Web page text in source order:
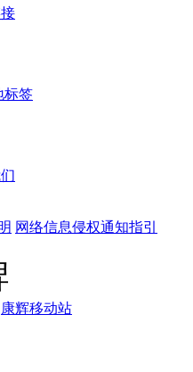
标签
网络信息侵权通知指引
康辉移动站